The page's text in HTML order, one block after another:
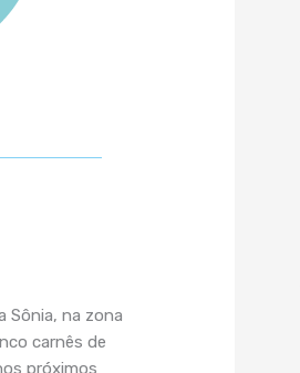
Sônia, na zona
carnês de
próximos